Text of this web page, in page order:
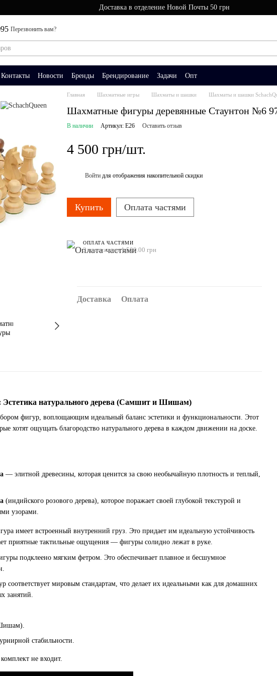
Доставка в отделение Новой Почты 50 грн
Перезвонить вам?
Контакты Новости Бренды Брендирование Задачи Опт
Главная Шахматные игры Шахматы и шашки Шахматы и шашки
Шахматные фигуры деревянные Стаунтон №6
В наличии Артикул: E26 Оставить отзыв
4 500 грн/шт.
Войти для отображения накопительной скидки
Купить Оплата частями
ОПЛАТА ЧАСТЯМИ
3 платежа по 1 500.00 грн
Доставка Оплата
натурального дерева (Самшит и Шишам)
фигур, воплощающим идеальный баланс эстетики и функциональности. Этот
хотят ощущать благородство натурального дерева в каждом движении на доске.
— элитной древесины, которая ценится за свою необычайную плотность и теплый,
(индийского розового дерева), которое поражает своей глубокой текстурой и
узорами.
имеет встроенный внутренний груз. Это придает им идеальную устойчивость
приятные тактильные ощущения — фигуры солидно лежат в руке.
подклеено мягким фетром. Это обеспечивает плавное и бесшумное
соответствует мировым стандартам, что делает их идеальными как для домашних
занятий.
стабильности.
не входит.